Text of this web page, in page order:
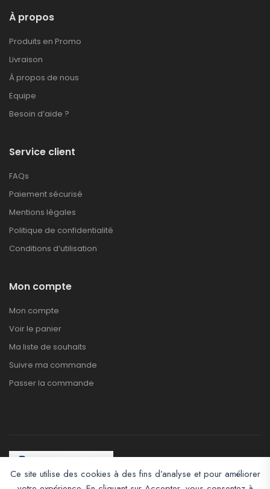
Ce site utilise des cookies à des fins d’analyse et pour améliorer
À propos
Produits en Promo
Livraison
À propos de nous
Equipe
Besoin d’aide ?
Service client
FAQs
Paiement sécurisé
Mentions légales
Politique de confidentialité
Conditions d’utilisation
Mon compte
Mon compte
Voir le panier
Ma liste de souhaits
Suivre ma commande
Passer la commande